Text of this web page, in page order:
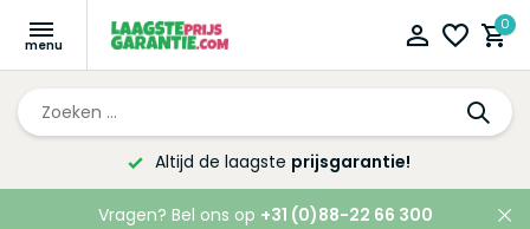
0
Altijd de laagste prijsgarantie!
Vragen? Bel ons op +31 (0)88-22 66 300